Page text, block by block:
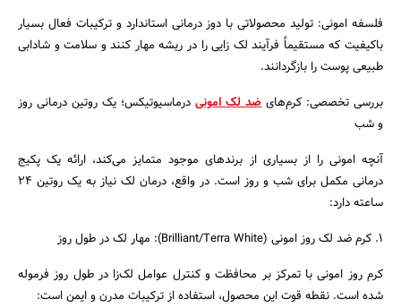
جستجو
فلسفه امونی: تولید محصولاتی با دوز درمانی استاندارد و ترکیبات فعال بسیار
باکیفیت که مستقیماً فرآیند لک زایی را در ریشه مهار کنند و سلامت و شادابی
طبیعی پوست را بازگردانند.
بررسی تخصصی: کرم‌هایضد لک امونی درماسیوتیکس؛ یک روتین درمانی روز
و شب
آنچه امونی را از بسیاری از برندهای موجود متمایز می‌کند، ارائه یک پکیج
درمانی مکمل برای شب و روز است. در واقع، درمان لک نیاز به یک روتین ۲۴
ساعته دارد:
۱. کرم ضد لک روز امونی (Brilliant/Terra White): مهار لک در طول روز
کرم روز امونی با تمرکز بر محافظت و کنترل عوامل لک‌زا در طول روز فرموله
شده است. نقطه قوت این محصول، استفاده از ترکیبات مدرن و ایمن است: